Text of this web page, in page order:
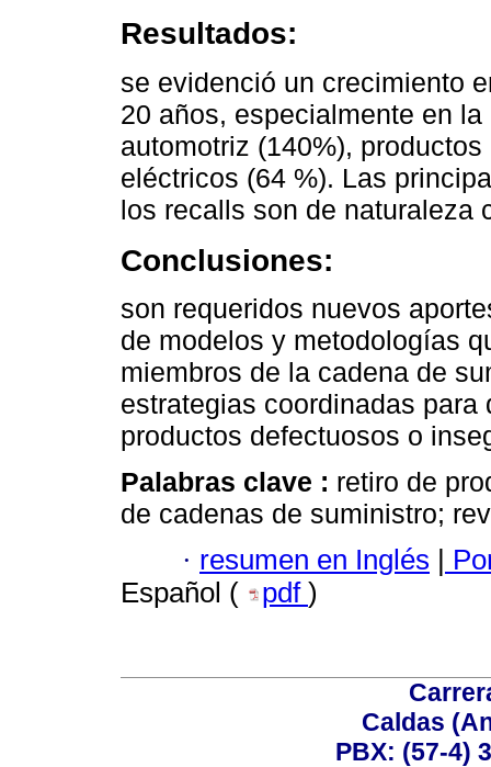
Resultados:
se evidenció un crecimiento
20 años, especialmente en
automotriz (140%),
eléctricos (64 %). Las
los recalls son de naturaleza
Conclusiones:
son requeridos nuevos
de modelos y metodologías
miembros de la cadena de
estrategias coordinadas
productos defectuosos o
Palabras clave : retiro de
de cadenas de suministro;
· resumen en Inglés
Español (
pdf )
Caldas
PBX: (57-4)